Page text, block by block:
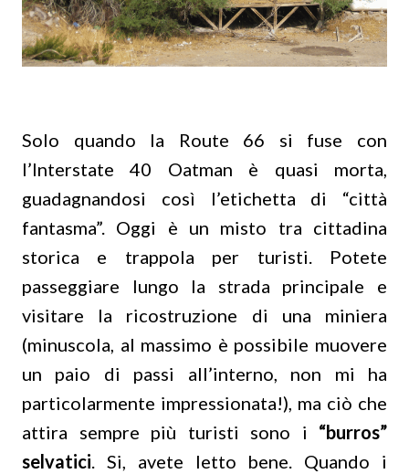
Solo quando la Route 66 si fuse con
l’Interstate 40 Oatman è quasi morta,
guadagnandosi così l’etichetta di “città
fantasma”. Oggi è un misto tra cittadina
storica e trappola per turisti. Potete
passeggiare lungo la strada principale e
visitare la ricostruzione di una miniera
(minuscola, al massimo è possibile muovere
un paio di passi all’interno, non mi ha
particolarmente impressionata!), ma ciò che
attira sempre più turisti sono i “burros”
selvatici. Si, avete letto bene. Quando i